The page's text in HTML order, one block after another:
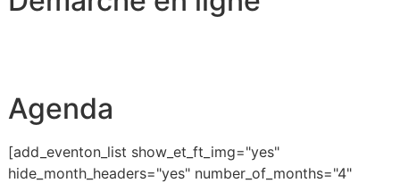
Agenda
[add_eventon_list show_et_ft_img="yes"
hide_month_headers="yes" number_of_months="4"